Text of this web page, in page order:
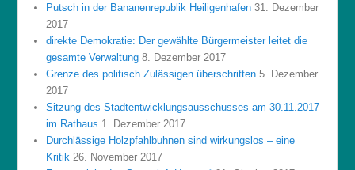
Putsch in der Bananenrepublik Heiligenhafen 31. Dezember
2017
direkte Demokratie: Der gewählte Bürgermeister leitet die
gesamte Verwaltung 8. Dezember 2017
Grenze des politisch Zulässigen überschritten 5. Dezember
2017
Sitzung des Stadtentwicklungsausschusses am 30.11.2017
im Rathaus 1. Dezember 2017
Durchlässige Holzpfahlbuhnen sind wirkungslos – eine
Kritik 26. November 2017